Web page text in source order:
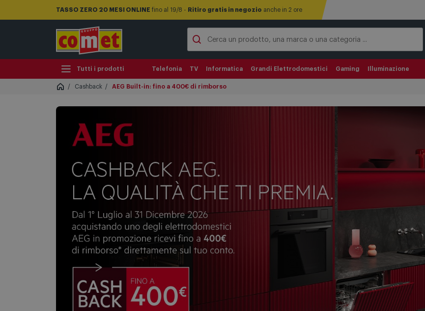
TASSO ZERO 20 MESI ONLINE fino al 19/8 - Ritiro gratis in negozio anche in 2 ore
Tutti i prodotti Telefonia TV Informatica Grandi Elettrodomestici Gaming Illuminazione
Cashback AEG Built-in: fino a 400€ di rimborso